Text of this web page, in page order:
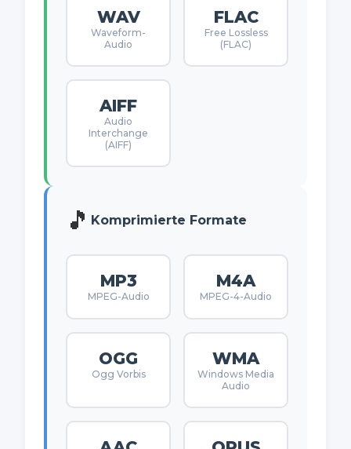
WAV
Waveform-
Audio
FLAC
Free Lossless
(FLAC)
AIFF
Audio
Interchange
(AIFF)
🎵 Komprimierte Formate
MP3
MPEG-Audio
M4A
MPEG-4-Audio
OGG
Ogg Vorbis
WMA
Windows Media
Audio